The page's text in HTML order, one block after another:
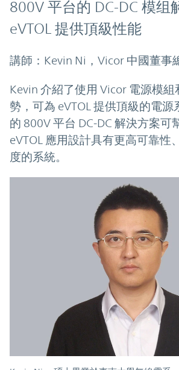
800V 平台的 DC-DC 模组
eVTOL 提供頂級性能
講師：Kevin Ni，Vicor 中國董事
Kevin 介紹了使用 Vicor 電源模
勢，可為 eVTOL 提供頂級的電
的 800V 平台 DC-DC 解決方案可
eVTOL 應用設計具有更高可靠性
度的系統。